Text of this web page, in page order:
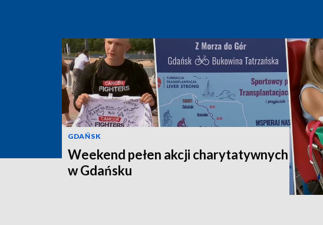
GDAŃSK
Weekend pełen akcji charytatywnych
w Gdańsku